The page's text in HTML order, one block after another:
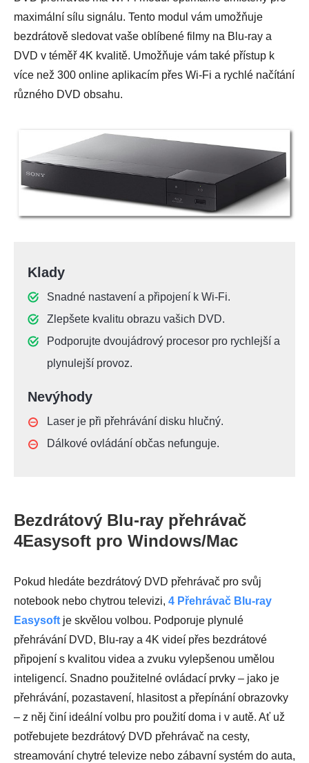
maximální sílu signálu. Tento modul vám umožňuje
bezdrátově sledovat vaše oblíbené filmy na Blu-ray a
DVD v téměř 4K kvalitě. Umožňuje vám také přístup k
více než 300 online aplikacím přes Wi-Fi a rychlé načítání
různého DVD obsahu.
Klady
Snadné nastavení a připojení k Wi-Fi.
Zlepšete kvalitu obrazu vašich DVD.
Podporujte dvoujádrový procesor pro rychlejší a
plynulejší provoz.
Nevýhody
Laser je při přehrávání disku hlučný.
Dálkové ovládání občas nefunguje.
Bezdrátový Blu-ray přehrávač
4Easysoft pro Windows/Mac
Pokud hledáte bezdrátový DVD přehrávač pro svůj
notebook nebo chytrou televizi, 4 Přehrávač Blu-ray
Easysoft je skvělou volbou. Podporuje plynulé
přehrávání DVD, Blu-ray a 4K videí přes bezdrátové
připojení s kvalitou videa a zvuku vylepšenou umělou
inteligencí. Snadno použitelné ovládací prvky – jako je
přehrávání, pozastavení, hlasitost a přepínání obrazovky
– z něj činí ideální volbu pro použití doma i v autě. Ať už
potřebujete bezdrátový DVD přehrávač na cesty,
streamování chytré televize nebo zábavní systém do auta,